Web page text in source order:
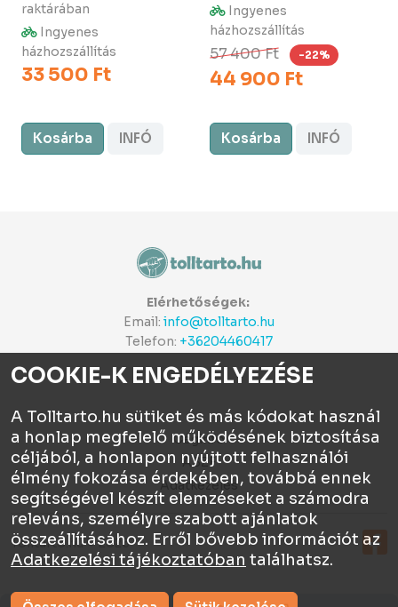
raktárában
Ingyenes
házhozszállítás
33 500 Ft
Kosárba INFÓ
Ingyenes
házhozszállítás
57 400 Ft -22%
44 900 Ft
Kosárba INFÓ
Elérhetőségek:
Email: info@tolltarto.hu
Telefon: +36204460417
Céginfo
ÁSZF
Adatkezelés
Tolltartó.hu © 2026
COOKIE-K ENGEDÉLYEZÉSE
A Tolltarto.hu sütiket és más kódokat használ
a honlap megfelelő működésének biztosítása
céljából, a honlapon nyújtott felhasználói
élmény fokozása érdekében, továbbá ennek
segítségével készít elemzéseket a számodra
releváns, személyre szabott ajánlatok
összeállításához. Erről bővebb információt az
Adatkezelési tájékoztatóban találhatsz.